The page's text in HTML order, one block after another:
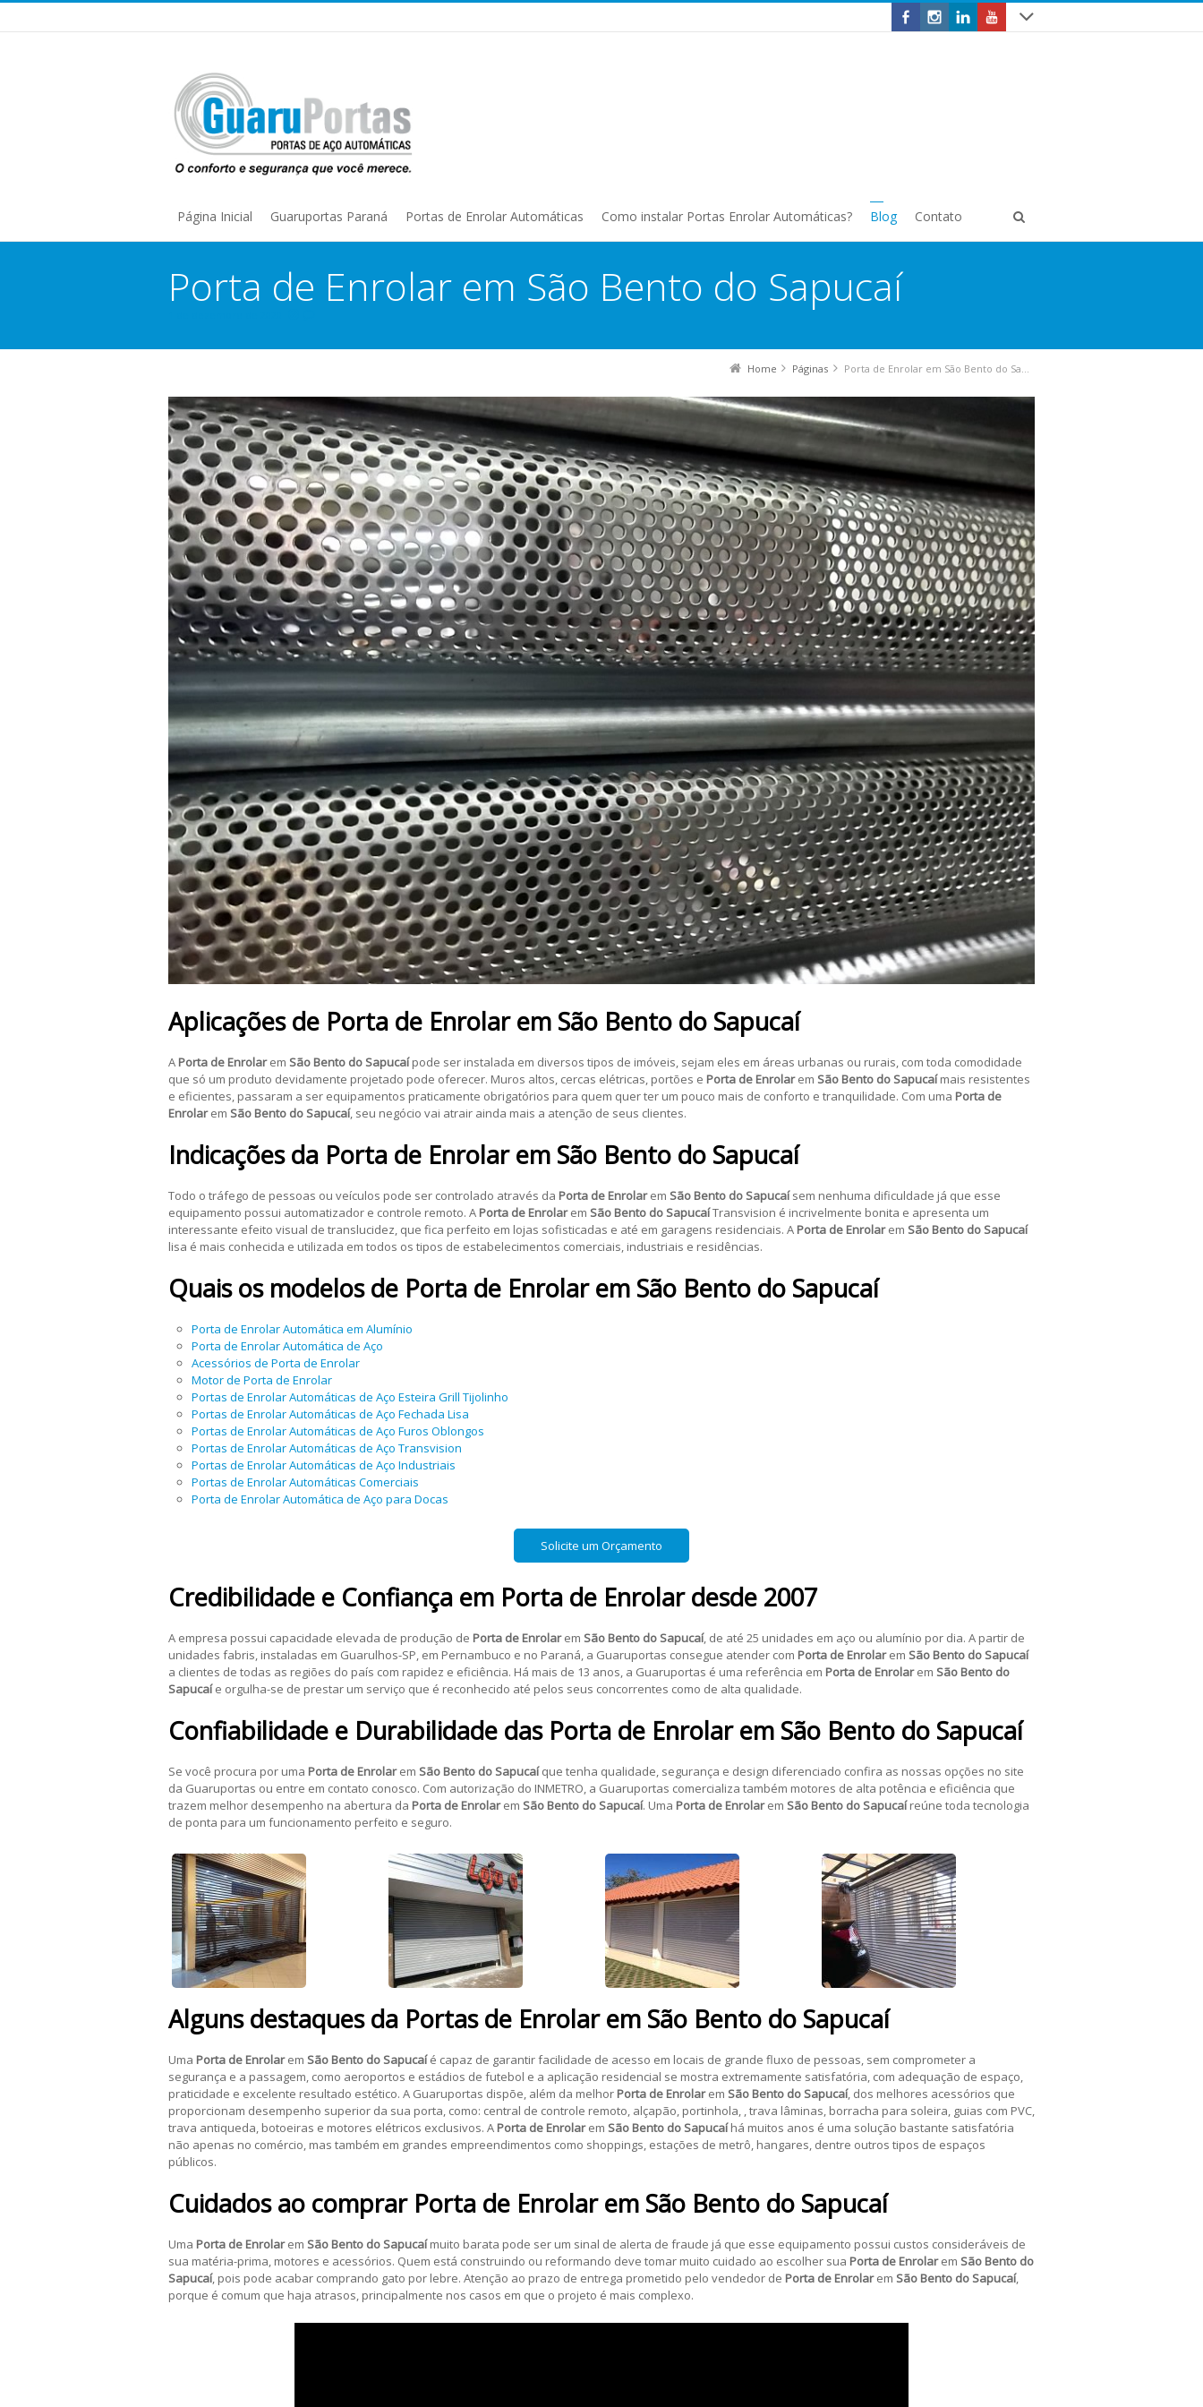
Página Inicial Guaruportas Paraná Portas de Enrolar Automáticas Como instalar Portas Enrolar Automáticas? Blog Contato
Porta de Enrolar em São Bento do Sapucaí
Home Páginas Porta de Enrolar em São Bento do Sapucaí
Aplicações de Porta de Enrolarem São Bento do Sapucaí
A Porta de Enrolarem São Bento do Sapucaípode ser instalada em diversos tipos de imóveis, sejam eles em áreas urbanas ou rurais, com toda comodidade
que só um produto devidamente projetado pode oferecer. Muros altos, cercas elétricas, portões e Porta de Enrolarem São Bento do Sapucaímais resistentes
e eficientes, passaram a ser equipamentos praticamente obrigatórios para quem quer ter um pouco mais de conforto e tranquilidade. Com uma Porta de
Enrolarem São Bento do Sapucaí, seu negócio vai atrair ainda mais a atenção de seus clientes.
Indicações da Porta de Enrolarem São Bento do Sapucaí
Todo o tráfego de pessoas ou veículos pode ser controlado através da Porta de Enrolarem São Bento do Sapucaísem nenhuma dificuldade já que esse
equipamento possui automatizador e controle remoto. A Porta de Enrolarem São Bento do SapucaíTransvision é incrivelmente bonita e apresenta um
interessante efeito visual de translucidez, que fica perfeito em lojas sofisticadas e até em garagens residenciais. A Porta de Enrolarem São Bento do Sapucaí
lisa é mais conhecida e utilizada em todos os tipos de estabelecimentos comerciais, industriais e residências.
Quais os modelos de Porta de Enrolarem São Bento do Sapucaí
Porta de Enrolar Automática em Alumínio
Porta de Enrolar Automática de Aço
Acessórios de Porta de Enrolar
Motor de Porta de Enrolar
Portas de Enrolar Automáticas de Aço Esteira Grill Tijolinho
Portas de Enrolar Automáticas de Aço Fechada Lisa
Portas de Enrolar Automáticas de Aço Furos Oblongos
Portas de Enrolar Automáticas de Aço Transvision
Portas de Enrolar Automáticas de Aço Industriais
Portas de Enrolar Automáticas Comerciais
Porta de Enrolar Automática de Aço para Docas
Solicite um Orçamento
Credibilidade e Confiança em Porta de Enrolardesde 2007
A empresa possui capacidade elevada de produção de Porta de Enrolarem São Bento do Sapucaí, de até 25 unidades em aço ou alumínio por dia. A partir de
unidades fabris, instaladas em Guarulhos-SP, em Pernambuco e no Paraná, a Guaruportas consegue atender com Porta de Enrolarem São Bento do Sapucaí
a clientes de todas as regiões do país com rapidez e eficiência. Há mais de 13 anos, a Guaruportas é uma referência em Porta de Enrolarem São Bento do
Sapucaíe orgulha-se de prestar um serviço que é reconhecido até pelos seus concorrentes como de alta qualidade.
Confiabilidade e Durabilidade das Porta de Enrolarem São Bento do Sapucaí
Se você procura por uma Porta de Enrolarem São Bento do Sapucaíque tenha qualidade, segurança e design diferenciado confira as nossas opções no site
da Guaruportas ou entre em contato conosco. Com autorização do INMETRO, a Guaruportas comercializa também motores de alta potência e eficiência que
trazem melhor desempenho na abertura da Porta de Enrolarem São Bento do Sapucaí. Uma Porta de Enrolarem São Bento do Sapucaíreúne toda tecnologia
de ponta para um funcionamento perfeito e seguro.
Alguns destaques da Portas de Enrolar em São Bento do Sapucaí
Uma Porta de Enrolarem São Bento do Sapucaíé capaz de garantir facilidade de acesso em locais de grande fluxo de pessoas, sem comprometer a
segurança e a passagem, como aeroportos e estádios de futebol e a aplicação residencial se mostra extremamente satisfatória, com adequação de espaço,
praticidade e excelente resultado estético. A Guaruportas dispõe, além da melhor Porta de Enrolarem São Bento do Sapucaí, dos melhores acessórios que
proporcionam desempenho superior da sua porta, como: central de controle remoto, alçapão, portinhola, , trava lâminas, borracha para soleira, guias com PVC,
trava antiqueda, botoeiras e motores elétricos exclusivos. A Porta de Enrolarem São Bento do Sapucaíhá muitos anos é uma solução bastante satisfatória
não apenas no comércio, mas também em grandes empreendimentos como shoppings, estações de metrô, hangares, dentre outros tipos de espaços
públicos.
Cuidados ao comprar Porta de Enrolarem São Bento do Sapucaí
Uma Porta de Enrolarem São Bento do Sapucaímuito barata pode ser um sinal de alerta de fraude já que esse equipamento possui custos consideráveis de
sua matéria-prima, motores e acessórios. Quem está construindo ou reformando deve tomar muito cuidado ao escolher sua Porta de Enrolarem São Bento do
Sapucaí, pois pode acabar comprando gato por lebre. Atenção ao prazo de entrega prometido pelo vendedor de Porta de Enrolarem São Bento do Sapucaí,
porque é comum que haja atrasos, principalmente nos casos em que o projeto é mais complexo.